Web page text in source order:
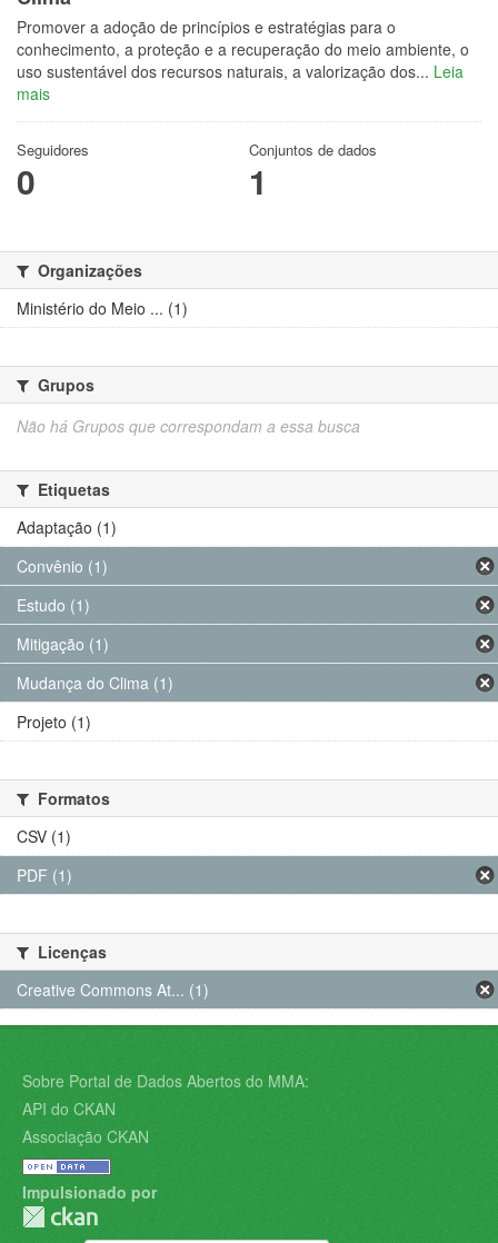
Promover a adoção de princípios e estratégias para o
conhecimento, a proteção e a recuperação do meio ambiente, o
uso sustentável dos recursos naturais, a valorização dos... Leia
mais
Seguidores
0
Conjuntos de dados
1
Organizações
Ministério do Meio ... (1)
Grupos
Não há Grupos que correspondam a essa busca
Etiquetas
Adaptação (1)
Convênio (1)
Estudo (1)
Mitigação (1)
Mudança do Clima (1)
Projeto (1)
Formatos
CSV (1)
PDF (1)
Licenças
Creative Commons At... (1)
Sobre Portal de Dados Abertos do MMA:
API do CKAN
Associação CKAN
Impulsionado por